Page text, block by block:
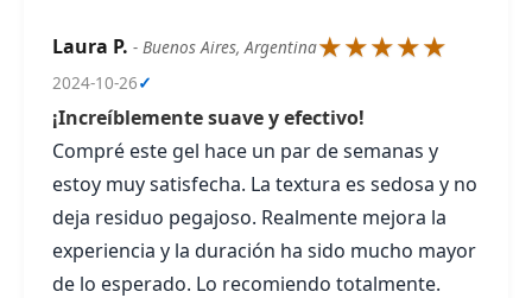
Laura P. - Buenos Aires, Argentina★★★★★
2024-10-26✓
¡Increíblemente suave y efectivo!
Compré este gel hace un par de semanas y
estoy muy satisfecha. La textura es sedosa y no
deja residuo pegajoso. Realmente mejora la
experiencia y la duración ha sido mucho mayor
de lo esperado. Lo recomiendo totalmente.